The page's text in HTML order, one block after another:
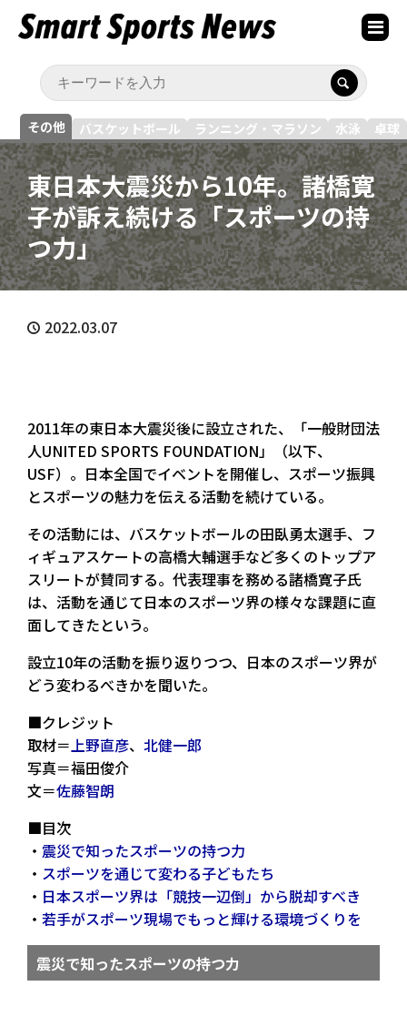
その他 バスケットボール ランニング・マラソン 水泳 卓球
東日本大震災から10年。諸橋寛
子が訴え続ける「スポーツの持
つ力」
2022.03.07
2011年の東日本大震災後に設立された、「一般財団法
人UNITED SPORTS FOUNDATION」（以下、
USF）。日本全国でイベントを開催し、スポーツ振興
とスポーツの魅力を伝える活動を続けている。
その活動には、バスケットボールの田臥勇太選手、フ
ィギュアスケートの高橋大輔選手など多くのトップア
スリートが賛同する。代表理事を務める諸橋寛子氏
は、活動を通じて日本のスポーツ界の様々な課題に直
面してきたという。
設立10年の活動を振り返りつつ、日本のスポーツ界が
どう変わるべきかを聞いた。
■クレジット
取材＝上野直彦、 北健一郎
写真＝福田俊介
文＝​​佐藤智朗
■目次
・ 震災で知ったスポーツの持つ力
・ スポーツを通じて変わる子どもたち
・ 日本スポーツ界は「競技一辺倒」から脱却すべき
・ 若手がスポーツ現場でもっと輝ける環境づくりを
震災で知ったスポーツの持つ力